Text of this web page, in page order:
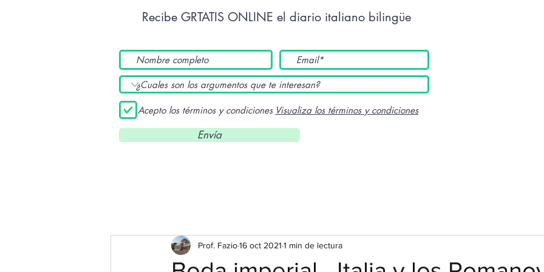
Recibe GRTATIS ONLINE el diario italiano bilingüe
Acepto los términos y condiciones Visualiza los términos y condiciones
Envía
Prof. Fazio16 oct 2021 1 min de lectura